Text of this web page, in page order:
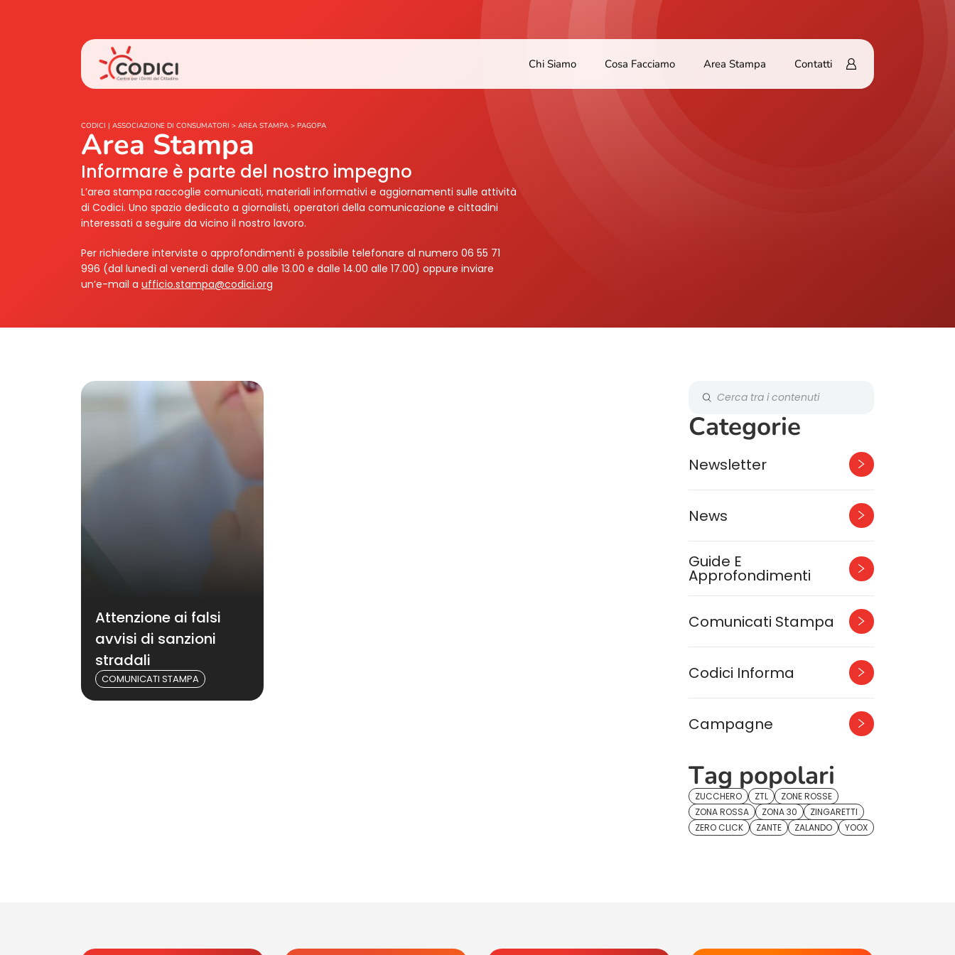
Chi Siamo Cosa Facciamo Area Stampa Contatti
CODICI | ASSOCIAZIONE DI CONSUMATORI > AREA STAMPA > PAGOPA
Area Stampa
Informare è parte del nostro impegno
L’area stampa raccoglie comunicati, materiali informativi e aggiornamenti sulle attività
di Codici. Uno spazio dedicato a giornalisti, operatori della comunicazione e cittadini
interessati a seguire da vicino il nostro lavoro.
Per richiedere interviste o approfondimenti è possibile telefonare al numero 06 55 71
996 (dal lunedì al venerdì dalle 9.00 alle 13.00 e dalle 14.00 alle 17.00) oppure inviare
un’e-mail a ufficio.stampa@codici.org
Attenzione ai falsi
avvisi di sanzioni
stradali
COMUNICATI STAMPA
Categorie
Newsletter
News
Guide E
Approfondimenti
Comunicati Stampa
Codici Informa
Campagne
Tag popolari
ZUCCHERO ZTL
ZONE ROSSE
ZONA ROSSA
ZONA 30
ZINGARETTI
ZERO CLICK
ZANTE ZALANDO YOOX